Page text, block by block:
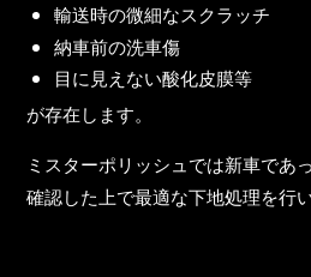
輸送時の微細なスクラッチ
納車前の洗車傷
目に見えない酸化皮膜等
が存在します。
ミスターポリッシュでは新車であ
確認した上で最適な下地処理を行